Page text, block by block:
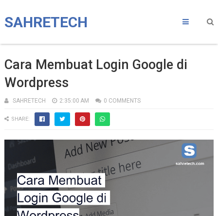
SAHRETECH
Cara Membuat Login Google di
Wordpress
SAHRETECH 2:35:00 AM 0 COMMENTS
SHARE: